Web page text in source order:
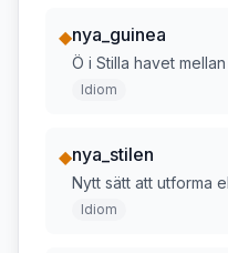
◆nya_guinea
Ö i Stilla havet
Idiom
◆nya_stilen
Nytt sätt att utforma
Idiom